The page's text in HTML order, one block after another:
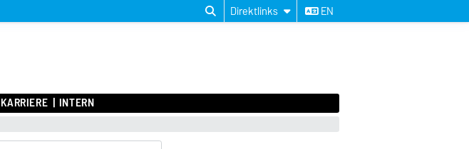
Direktlinks EN
KARRIERE INTERN